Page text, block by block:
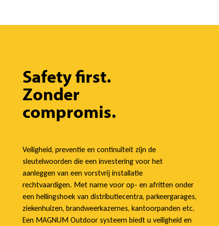
Safety first.
Zonder
compromis.
Veiligheid, preventie en continuïteit zijn de
sleutelwoorden die een investering voor het
aanleggen van een vorstvrij installatie
rechtvaardigen. Met name voor op- en afritten onder
een hellingshoek van distributiecentra, parkeergarages,
ziekenhuizen, brandweerkazernes, kantoorpanden etc.
Een MAGNUM Outdoor systeem biedt u veiligheid en